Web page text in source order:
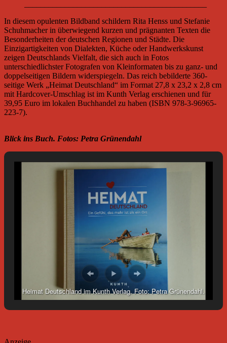
In diesem opulenten Bildband schildern Rita Henss und Stefanie
Schuhmacher in überwiegend kurzen und prägnanten Texten die
Besonderheiten der deutschen Regionen und Städte. Die
Einzigartigkeiten von Dialekten, Küche oder Handwerkskunst
zeigen Deutschlands Vielfalt, die sich auch in Fotos
unterschiedlichster Fotografen von Kleinformaten bis zu ganz- und
doppelseitigen Bildern widerspiegeln. Das reich bebilderte 360-
seitige Werk „Heimat Deutschland“ im Format 27,8 x 23,2 x 2,8 cm
mit Hardcover-Umschlag ist im Kunth Verlag erschienen und für
39,95 Euro im lokalen Buchhandel zu haben (ISBN 978-3-96965-
223-7).
Blick ins Buch. Fotos: Petra Grünendahl
Heimat Deutschland im Kunth Verlag. Foto: Petra Grünendahl.